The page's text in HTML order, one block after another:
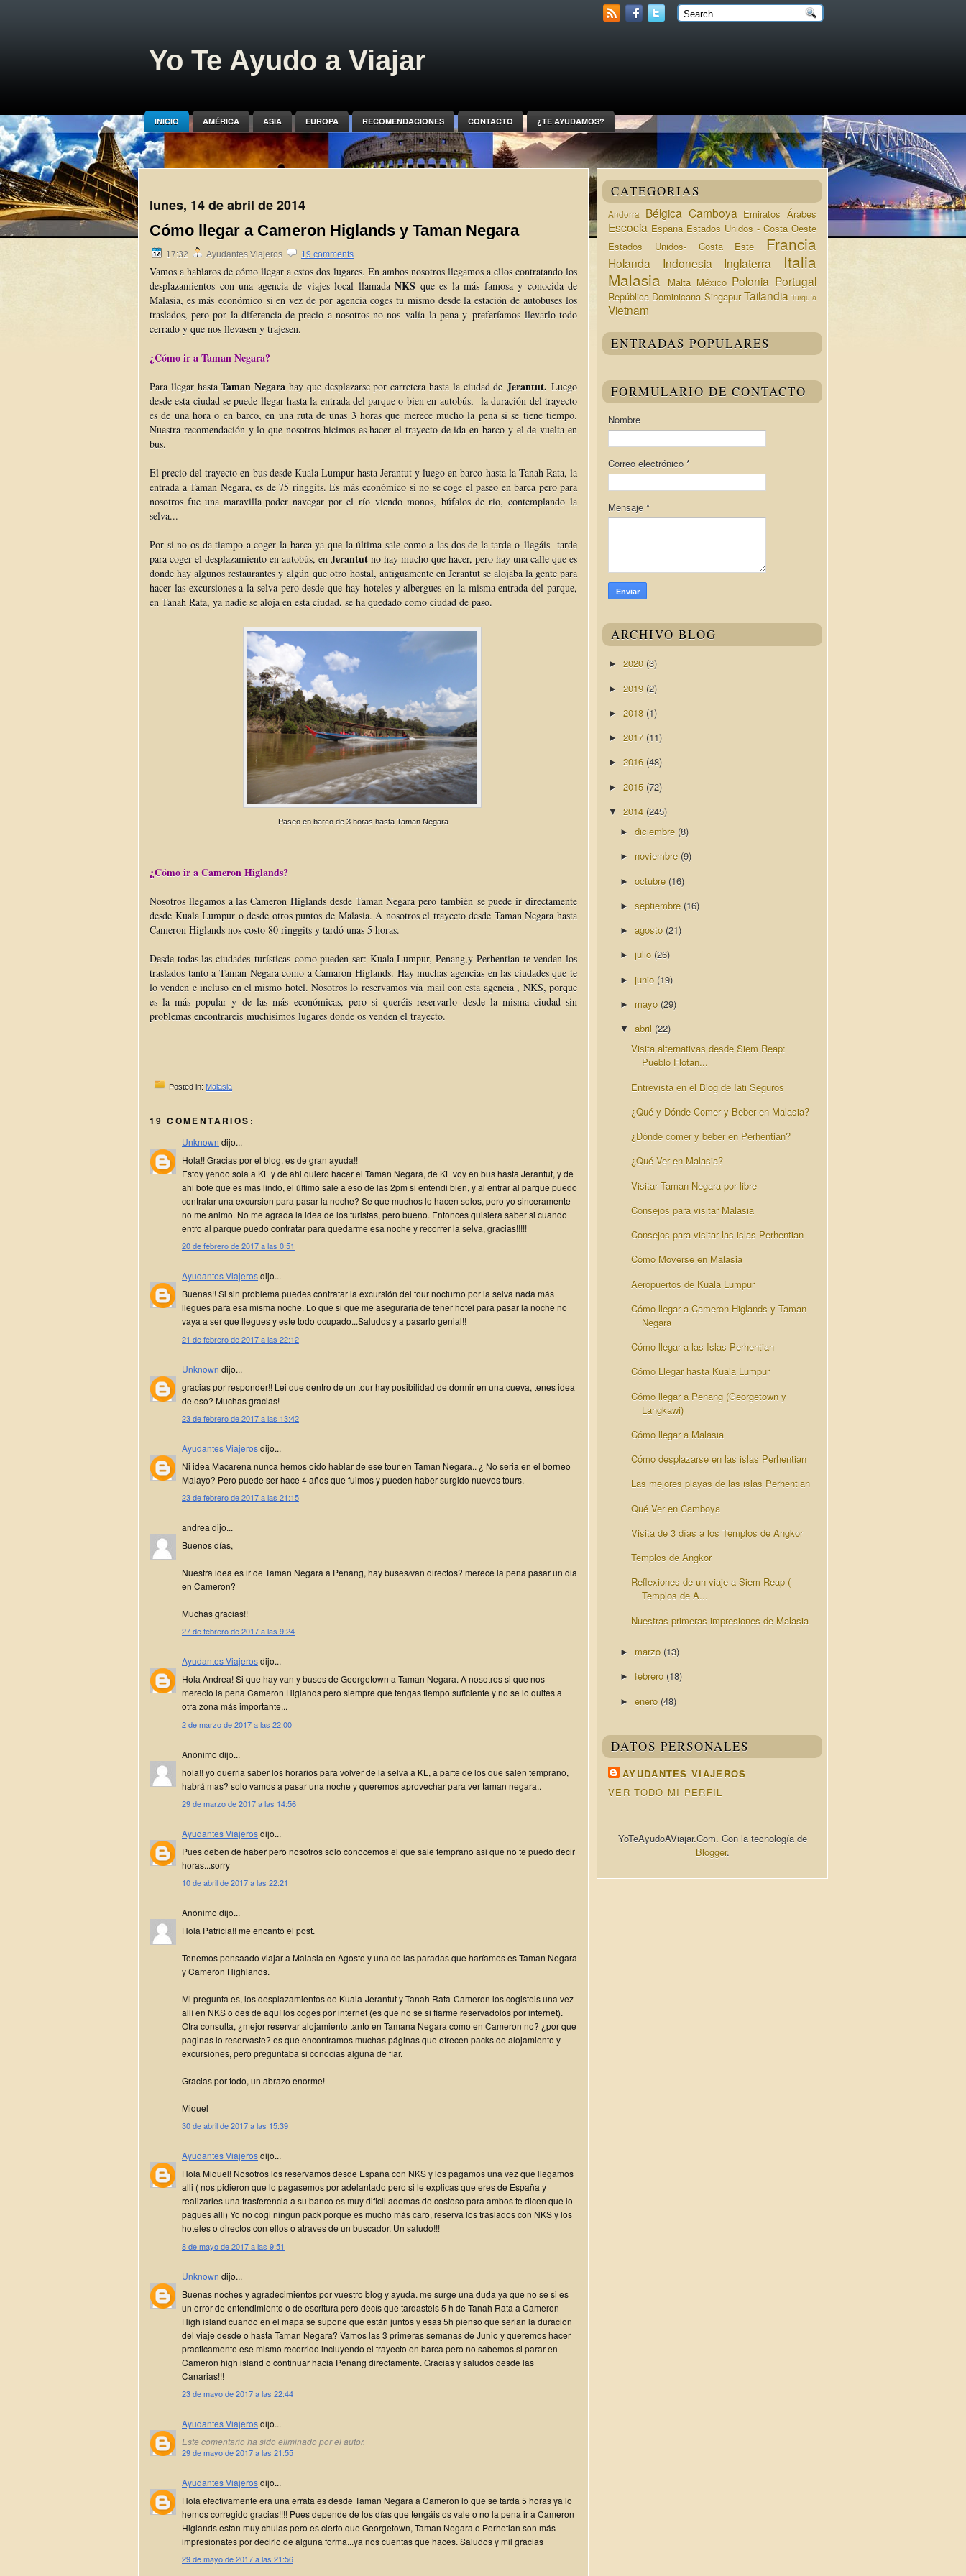
Yo Te Ayudo a Viajar
INICIO AMÉRICA ASIA EUROPA RECOMENDACIONES CONTACTO ¿TE AYUDAMOS?
lunes, 14 de abril de 2014
Cómo llegar a Cameron Higlands y Taman Negara
17:32 Ayudantes Viajeros 19 comments
Vamos a hablaros de cómo llegar a estos dos lugares. En ambos nosotros llegamos a ellos contratando los
desplazamientos con una agencia de viajes local llamada NKS que es la más famosa y conocida de
Malasia, es más económico si en vez de por agencia coges tu mismo desde la estación de autobuses los
traslados, pero por la diferencia de precio a nosotros no nos valía la pena y preferíamos llevarlo todo
cerrado y que nos llevasen y trajesen.
¿Cómo ir a Taman Negara?
Para llegar hastaTaman Negara hay que desplazarse por carretera hasta la ciudad deJerantut.Luego
desde esta ciudad se puede llegar hasta la entrada del parque o bien en autobús, la duración del trayecto
es de una hora o en barco, en una ruta de unas 3 horas que merece mucho la pena si se tiene tiempo.
Nuestra recomendación y lo que nosotros hicimos es hacer el trayecto de ida en barco y el de vuelta en
bus.
El precio del trayecto en bus desde Kuala Lumpur hasta Jerantut y luego en barco hasta la Tanah Rata, la
entrada a Taman Negara, es de 75 ringgits. Es más económico si no se coge el paseo en barca pero para
nosotros fue una maravilla poder navegar por el río viendo monos, búfalos de rio, contemplando la
selva...
Por si no os da tiempo a coger la barca ya que la última sale como a las dos de la tarde o llegáis tarde
para coger el desplazamiento en autobús, en Jerantut no hay mucho que hacer, pero hay una calle que es
donde hay algunos restaurantes y algún que otro hostal, antiguamente en Jerantut se alojaba la gente para
hacer las excursiones a la selva pero desde que hay hoteles y albergues en la misma entrada del parque,
en Tanah Rata, ya nadie se aloja en esta ciudad, se ha quedado como ciudad de paso.
Paseo en barco de 3 horas hasta Taman Negara
¿Cómo ir a Cameron Higlands?
Nosotros llegamos a las Cameron Higlands desde Taman Negara pero también se puede ir directamente
desde Kuala Lumpur o desde otros puntos de Malasia. A nosotros el trayecto desde Taman Negara hasta
Cameron Higlands nos costo 80 ringgits y tardó unas 5 horas.
Desde todas las ciudades turísticas como pueden ser: Kuala Lumpur, Penang,y Perhentian te venden los
traslados tanto a Taman Negara como a Camaron Higlands. Hay muchas agencias en las ciudades que te
lo venden e incluso en el mismo hotel. Nosotros lo reservamos vía mail con esta agencia , NKS, porque
es la más popular y de las más económicas, pero si queréis reservarlo desde la misma ciudad sin
problemas encontrareis muchísimos lugares donde os venden el trayecto.
Posted in: Malasia
19 COMENTARIOS:
Unknown dijo...
Hola!! Gracias por el blog, es de gran ayuda!!
Estoy yendo sola a KL y de ahi quiero hacer el Taman Negara, de KL voy en bus hasta Jerantut, y de
ahi bote que es más lindo, el último sale a eso de las 2pm si entendi bien, y al entrar al parque puedo
contratar una excursion para pasar la noche? Se que muchos lo hacen solos, pero yo sinceramente
no me animo. No me agrada la idea de los turistas, pero bueno. Entonces quisiera saber si cuando
entro al parque puedo contratar para quedarme esa noche y recorrer la selva, gracias!!!!!
20 de febrero de 2017 a las 0:51
Ayudantes Viajerosdijo...
Buenas!! Si sin problema puedes contratar la excursión del tour nocturno por la selva nada más
llegues para esa misma noche. Lo que si que me aseguraria de tener hotel para pasar la noche no
vaya a ser que llegues y este todo ocupado...Saludos y a pasarlo genial!!
21 de febrero de 2017 a las 22:12
Unknown dijo...
gracias por responder!! Lei que dentro de un tour hay posibilidad de dormir en una cueva, tenes idea
de eso? Muchas gracias!
23 de febrero de 2017 a las 13:42
Ayudantes Viajerosdijo...
Ni idea Macarena nunca hemos oido hablar de ese tour en Taman Negara.. ¿ No seria en el borneo
Malayo? Pero puede ser hace 4 años que fuimos y pueden haber surgido nuevos tours.
23 de febrero de 2017 a las 21:15
andrea dijo...
Buenos días,
Nuestra idea es ir de Taman Negara a Penang, hay buses/van directos? merece la pena pasar un dia
en Cameron?
Muchas gracias!!
27 de febrero de 2017 a las 9:24
Ayudantes Viajerosdijo...
Hola Andrea! Si que hay van y buses de Georgetown a Taman Negara. A nosotros si que nos
merecio la pena Cameron Higlands pero siempre que tengas tiempo suficiente y no se lo quites a
otra zona más importante...
2 de marzo de 2017 a las 22:00
Anónimo dijo...
hola!! yo querria saber los horarios para volver de la selva a KL, a parte de los que salen temprano,
habrá mas? solo vamos a pasar una noche y queremos aprovechar para ver taman negara..
29 de marzo de 2017 a las 14:56
Ayudantes Viajerosdijo...
Pues deben de haber pero nosotros solo conocemos el que sale temprano asi que no te puedo decir
horas...sorry
10 de abril de 2017 a las 22:21
Anónimo dijo...
Hola Patricia!! me encantó el post.
Tenemos pensaado viajar a Malasia en Agosto y una de las paradas que haríamos es Taman Negara
y Cameron Highlands.
Mi pregunta es, los desplazamientos de Kuala-Jerantut y Tanah Rata-Cameron los cogisteis una vez
allí en NKS o des de aquí los coges por internet (es que no se si fiarme reservadolos por internet).
Otra consulta, ¿mejor reservar alojamiento tanto en Tamana Negara como en Cameron no? ¿por que
paginas lo reservaste? es que encontramos muchas páginas que ofrecen packs de alojamiento y
excursiones, pero preguntaba si conocias alguna de fiar.
Gracias por todo, un abrazo enorme!
Miquel
30 de abril de 2017 a las 15:39
Ayudantes Viajerosdijo...
Hola Miquel! Nosotros los reservamos desde España con NKS y los pagamos una vez que llegamos
alli ( nos pidieron que lo pagasemos por adelantado pero si le explicas que eres de España y
realizarles una trasferencia a su banco es muy dificil ademas de costoso para ambos te dicen que lo
pagues alli) Yo no cogi ningun pack porque es mucho más caro, reserva los traslados con NKS y los
hoteles o directos con ellos o atraves de un buscador. Un saludo!!!
8 de mayo de 2017 a las 9:51
Unknown dijo...
Buenas noches y agradecimientos por vuestro blog y ayuda. me surge una duda ya que no se si es
un error de entendimiento o de escritura pero decís que tardasteis 5 h de Tanah Rata a Cameron
High island cuando en el mapa se supone que están juntos y esas 5h pienso que serian la duracion
del viaje desde o hasta Taman Negara? Vamos las 3 primeras semanas de Junio y queremos hacer
practicamente ese mismo recorrido incluyendo el trayecto en barca pero no sabemos si parar en
Cameron high island o continuar hacia Penang directamente. Gracias y saludos desde las
Canarias!!!
23 de mayo de 2017 a las 22:44
Ayudantes Viajerosdijo...
Este comentario ha sido eliminado por el autor.
29 de mayo de 2017 a las 21:55
Ayudantes Viajerosdijo...
Hola efectivamente era una errata es desde Taman Negara a Cameron lo que se tarda 5 horas ya lo
hemos corregido gracias!!!! Pues depende de los días que tengáis os vale o no la pena ir a Cameron
Higlands estan muy chulas pero es cierto que Georgetown, Taman Negara o Perhetian son más
impresionates por decirlo de alguna forma...ya nos cuentas que haces. Saludos y mil gracias
29 de mayo de 2017 a las 21:56
CATEGORIAS
Andorra Bélgica Camboya Emiratos Árabes
Escocia España Estados Unidos - Costa Oeste
Estados Unidos- Costa Este
Francia
Holanda Indonesia Inglaterra
Italia
Malasia
Malta México Polonia Portugal
República Dominicana Singapur Tailandia Turquía
Vietnam
ENTRADAS POPULARES
FORMULARIO DE CONTACTO
Nombre
Correo electrónico *
Mensaje *
ARCHIVO BLOG
► 2020 (3)
► 2019 (2)
► 2018 (1)
► 2017 (11)
► 2016 (48)
► 2015 (72)
▼ 2014 (245)
► diciembre (8)
► noviembre (9)
► octubre (16)
► septiembre (16)
► agosto (21)
► julio (26)
► junio (19)
► mayo (29)
▼ abril (22)
Visita alternativas desde Siem Reap:
Pueblo Flotan...
Entrevista en el Blog de Iati Seguros
¿Qué y Dónde Comer y Beber en Malasia?
¿Dónde comer y beber en Perhentian?
¿Qué Ver en Malasia?
Visitar Taman Negara por libre
Consejos para visitar Malasia
Consejos para visitar las islas Perhentian
Cómo Moverse en Malasia
Aeropuertos de Kuala Lumpur
Cómo llegar a Cameron Higlands y Taman
Negara
Cómo llegar a las Islas Perhentian
Cómo Llegar hasta Kuala Lumpur
Cómo llegar a Penang (Georgetown y
Langkawi)
Cómo llegar a Malasia
Cómo desplazarse en las islas Perhentian
Las mejores playas de las islas Perhentian
Qué Ver en Camboya
Visita de 3 días a los Templos de Angkor
Templos de Angkor
Reflexiones de un viaje a Siem Reap (
Templos de A...
Nuestras primeras impresiones de Malasia
► marzo (13)
► febrero (18)
► enero (48)
DATOS PERSONALES
AYUDANTES VIAJEROS
VER TODO MI PERFIL
YoTeAyudoAViajar.Com. Con la tecnología de
Blogger.